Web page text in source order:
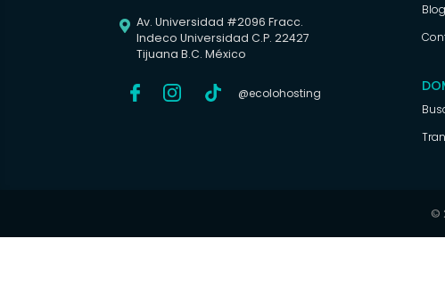
 Av. Universidad #2096 Fracc.
Indeco Universidad C.P. 22427
Tijuana B.C. México
@ecolohosting
Blog
©